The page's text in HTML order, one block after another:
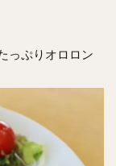
っぷりオロロン